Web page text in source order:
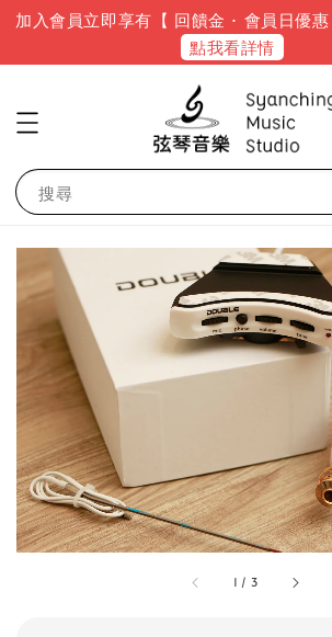
加入會員立即享有【 回饋金 · 會員日優惠
點我看詳情
搜尋
1 / 3